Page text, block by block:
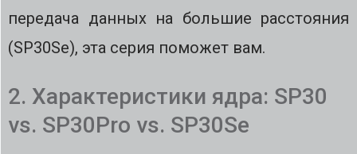
передача данных на большие расстояния
(SP30Se), эта серия поможет вам.
2. Характеристики ядра: SP30
vs. SP30Pro vs. SP30Se